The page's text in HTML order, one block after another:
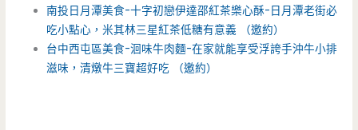
南投日月潭美食-十字初戀伊達邵紅茶樂心酥-日月潭老街必
吃小點心，米其林三星紅茶低糖有意義 （邀約）
台中西屯區美食-洄味牛肉麵-在家就能享受浮誇手沖牛小排
滋味，清燉牛三寶超好吃 （邀約）